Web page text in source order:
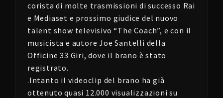
corista di molte trasmissioni di successo Rai
e Mediaset e prossimo giudice del nuovo
talent show televisivo “The Coach”, e con il
musicista e autore Joe Santelli della
Officine 33 Giri, dove il brano è stato
registrato.
.Intanto il videoclip del brano ha già
ottenuto quasi 12.000 visualizzazioni su